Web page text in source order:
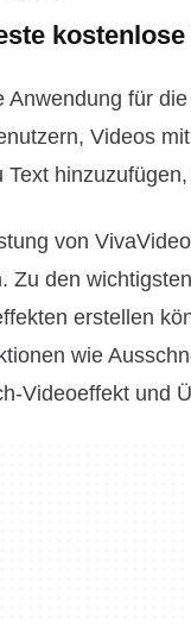
Anwendung für
Videos
von
Zu den
erstellen
wie
Videoeffekt und